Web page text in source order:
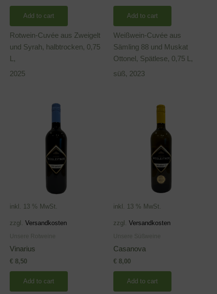
Add to cart
Rotwein-Cuvée aus Zweigelt
und Syrah, halbtrocken, 0,75
L,
2025
Add to cart
Weißwein-Cuvée aus
Sämling 88 und Muskat
Ottonel, Spätlese, 0,75 L,
süß, 2023
inkl. 13 % MwSt.
zzgl. Versandkosten
Unsere Rotweine
Vinarius
€ 8,50
Add to cart
inkl. 13 % MwSt.
zzgl. Versandkosten
Unsere Süßweine
Casanova
€ 8,00
Add to cart